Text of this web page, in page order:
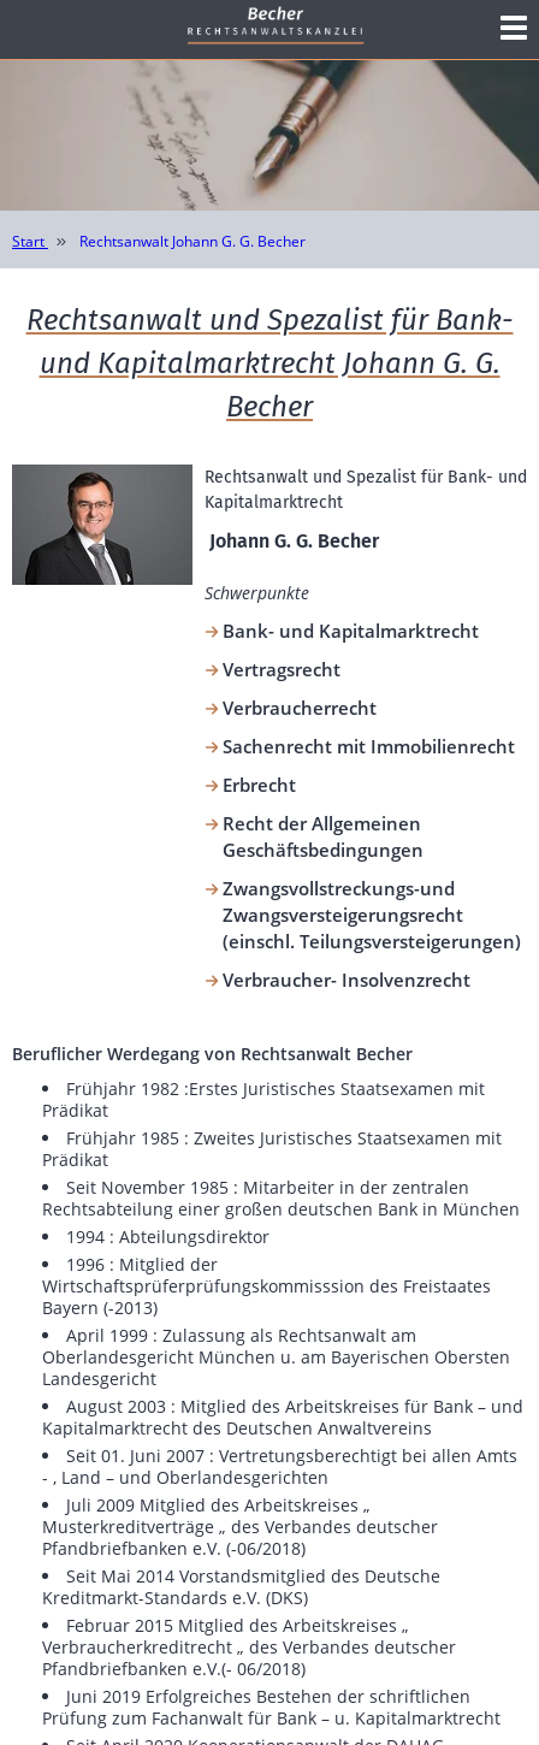
Start Rechtsanwalt Johann G. G. Becher
Rechtsanwalt und Spezalist für Bank-
und Kapitalmarktrecht Johann G. G.
Becher
Rechtsanwalt und Spezalist für Bank- und
Kapitalmarktrecht
Johann G. G. Becher
Schwerpunkte
Bank- und Kapitalmarktrecht
Vertragsrecht
Verbraucherrecht
Sachenrecht mit Immobilienrecht
Erbrecht
Recht der Allgemeinen
Geschäftsbedingungen
Zwangsvollstreckungs-und
Zwangsversteigerungsrecht
(einschl. Teilungsversteigerungen)
Verbraucher- Insolvenzrecht
Beruflicher Werdegang von Rechtsanwalt Becher
Frühjahr 1982 :Erstes Juristisches Staatsexamen mit
Prädikat
Frühjahr 1985 : Zweites Juristisches Staatsexamen mit
Prädikat
Seit November 1985 : Mitarbeiter in der zentralen
Rechtsabteilung einer großen deutschen Bank in München
1994 : Abteilungsdirektor
1996 : Mitglied der
Wirtschaftsprüferprüfungskommisssion des Freistaates
Bayern (-2013)
April 1999 : Zulassung als Rechtsanwalt am
Oberlandesgericht München u. am Bayerischen Obersten
Landesgericht
August 2003 : Mitglied des Arbeitskreises für Bank – und
Kapitalmarktrecht des Deutschen Anwaltvereins
Seit 01. Juni 2007 : Vertretungsberechtigt bei allen Amts
- , Land – und Oberlandesgerichten
Juli 2009 Mitglied des Arbeitskreises „
Musterkreditverträge „ des Verbandes deutscher
Pfandbriefbanken e.V. (-06/2018)
Seit Mai 2014 Vorstandsmitglied des Deutsche
Kreditmarkt-Standards e.V. (DKS)
Februar 2015 Mitglied des Arbeitskreises „
Verbraucherkreditrecht „ des Verbandes deutscher
Pfandbriefbanken e.V.(- 06/2018)
Juni 2019 Erfolgreiches Bestehen der schriftlichen
Prüfung zum Fachanwalt für Bank – u. Kapitalmarktrecht